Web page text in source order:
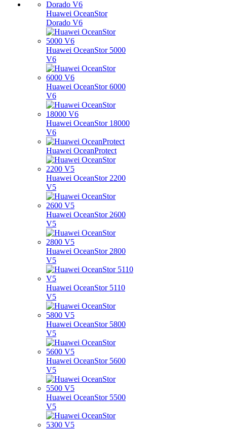
Huawei OceanStor
Dorado V6
Huawei OceanStor 5000
V6
Huawei OceanStor 6000
V6
Huawei OceanStor 18000
V6
Huawei OceanProtect
Huawei OceanStor 2200
V5
Huawei OceanStor 2600
V5
Huawei OceanStor 2800
V5
Huawei OceanStor 5110
V5
Huawei OceanStor 5800
V5
Huawei OceanStor 5600
V5
Huawei OceanStor 5500
V5